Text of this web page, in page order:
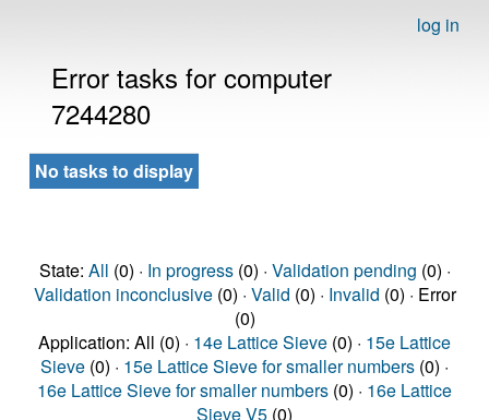
log in
Error tasks for computer
7244280
No tasks to display
State: All (0) · In progress(0) · Validation pending (0) ·
Validation inconclusive(0) · Valid (0) · Invalid (0) · Error
(0)
Application: All (0) · 14e Lattice Sieve (0) · 15e Lattice
Sieve (0) · 15e Lattice Sieve for smaller numbers (0) ·
16e Lattice Sieve for smaller numbers (0) · 16e Lattice
Sieve V5 (0)